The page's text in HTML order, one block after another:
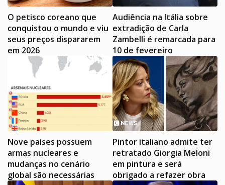
O petisco coreano que
conquistou o mundo e viu
seus preços dispararem
em 2026
Audiência na Itália sobre
extradição de Carla
Zambelli é remarcada para
10 de fevereiro
Nove países possuem
armas nucleares e
mudanças no cenário
global são necessárias
Pintor italiano admite ter
retratado Giorgia Meloni
em pintura e será
obrigado a refazer obra